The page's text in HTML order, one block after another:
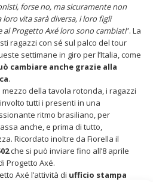
forse no, ma sicuramente non
vita sarà diversa, i loro figli
al Progetto Axé loro sono cambiati”. La
ragazzi con sé sul palco del tour
settimane in giro per l’Italia, come
cambiare anche grazie alla
.
della tavola rotonda, i ragazzi
tutti i presenti in una
ritmo brasiliano, per
anche, e prima di tutto,
Ricordato inoltre da Fiorella il
che si può inviare fino all’8 aprile
Progetto Axé.
Axé l’attività di ufficio stampa
gospel benefico per
Opera Cardinal Ferrari
Giugno 15, 2026